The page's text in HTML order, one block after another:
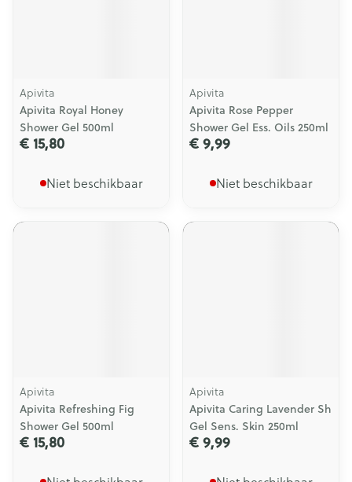
Apivita
Apivita Royal Honey
Shower Gel 500ml
€ 15,80
Niet beschikbaar
Apivita
Apivita Rose Pepper
Shower Gel Ess. Oils 250ml
€ 9,99
Niet beschikbaar
Apivita
Apivita Refreshing Fig
Shower Gel 500ml
€ 15,80
Apivita
Apivita Caring Lavender Sh
Gel Sens. Skin 250ml
€ 9,99